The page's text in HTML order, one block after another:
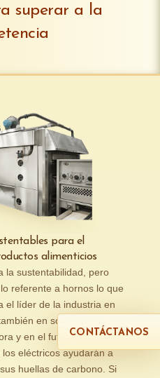
superar a la
para el
alimenticios
la sustentabilidad, pero
referente a hornos lo que
el líder de la industria en
en soluciones de
y en el futuro, tanto los
eléctricos ayudarán a
huellas de carbono. Si
CONTÁCTANOS